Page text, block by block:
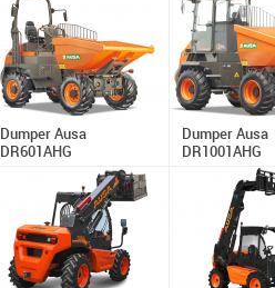
Dumper Ausa
DR601AHG
Dumper Ausa
DR1001AHG